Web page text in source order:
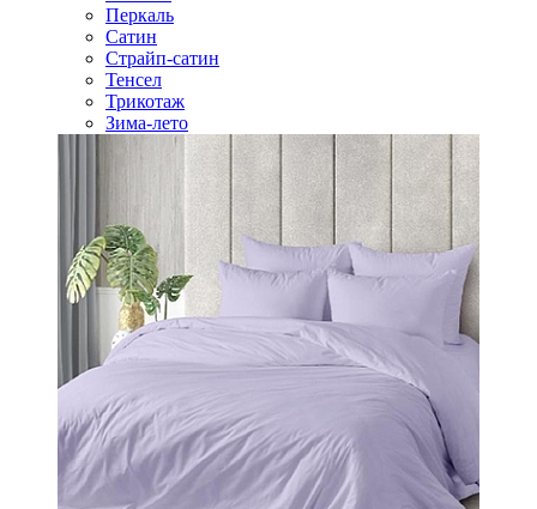
Перкаль
Сатин
Страйп-сатин
Тенсел
Трикотаж
Зима-лето